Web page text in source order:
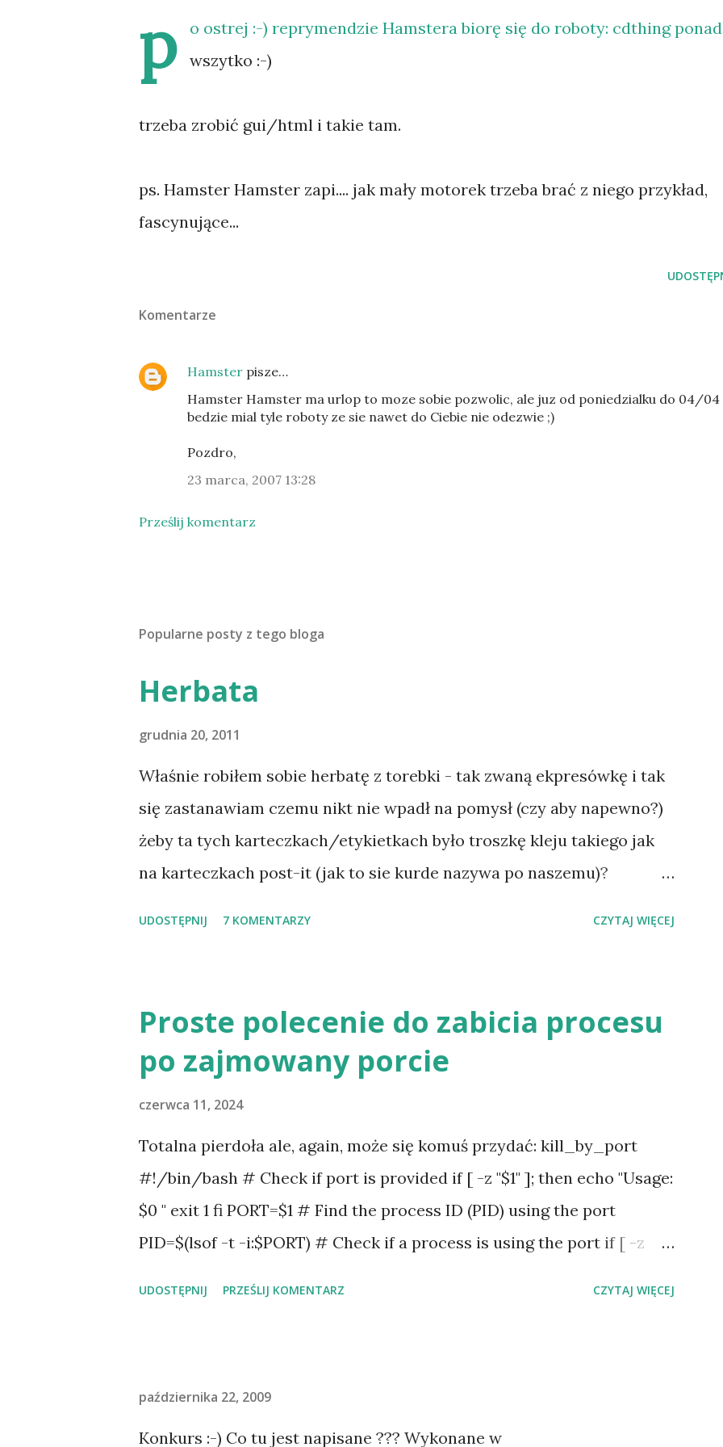
p
o ostrej :-) reprymendzie Hamstera biorę się do roboty: cdthing ponad
wszytko :-)
trzeba zrobić gui/html i takie tam.
ps. Hamster Hamster zapi.... jak mały motorek trzeba brać z niego przykład,
fascynujące...
Komentarze
Hamster pisze…
Hamster Hamster ma urlop to moze sobie pozwolic, ale juz od poniedzialku do 04/04
bedzie mial tyle roboty ze sie nawet do Ciebie nie odezwie ;)
Pozdro,
23 marca, 2007 13:28
Prześlij komentarz
Popularne posty z tego bloga
Herbata
grudnia 20, 2011
Właśnie robiłem sobie herbatę z torebki - tak zwaną ekpresówkę i tak
się zastanawiam czemu nikt nie wpadł na pomysł (czy aby napewno?)
żeby ta tych karteczkach/etykietkach było troszkę kleju takiego jak
na karteczkach post-it (jak to sie kurde nazywa po naszemu)?
UDOSTĘPNIJ 7 KOMENTARZY CZYTAJ WIĘCEJ
Proste polecenie do zabicia procesu
po zajmowany porcie
czerwca 11, 2024
Totalna pierdoła ale, again, może się komuś przydać: kill_by_port
#!/bin/bash # Check if port is provided if [ -z "$1" ]; then echo "Usage:
$0 " exit 1 fi PORT=$1 # Find the process ID (PID) using the port
PID=$(lsof -t -i:$PORT) # Check if a process is using the port if [ -z
the process time to terminate sleep 2 # Check if the process is still
running if ps -p $PID > /dev/null; then echo "Process $PID did not
UDOSTĘPNIJ PRZEŚLIJ KOMENTARZ CZYTAJ WIĘCEJ
października 22, 2009
Konkurs :-) Co tu jest napisane ??? Wykonane w